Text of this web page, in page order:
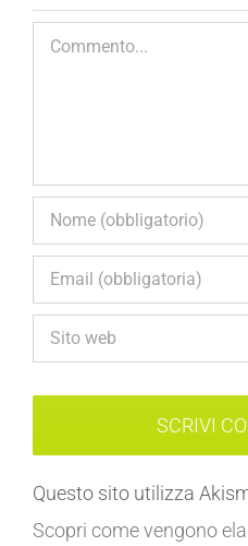
Commento
Questo sito utilizza
Scopri come vengono